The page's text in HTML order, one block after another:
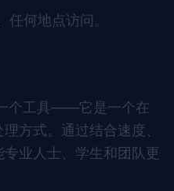
任何地点访问。
个工具——它是一个在
方式。通过结合速度、
业人士、学生和团队更